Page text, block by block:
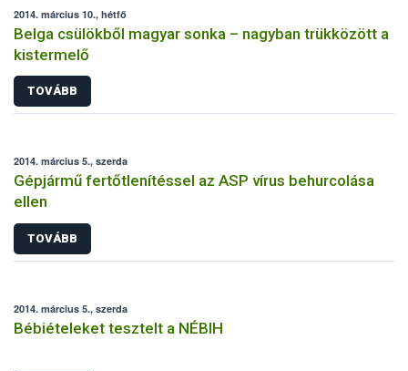
2014. március 10., hétfő
Belga csülökből magyar sonka – nagyban trükközött a
kistermelő
TOVÁBB
2014. március 5., szerda
Gépjármű fertőtlenítéssel az ASP vírus behurcolása
ellen
TOVÁBB
2014. március 5., szerda
Bébiételeket tesztelt a NÉBIH